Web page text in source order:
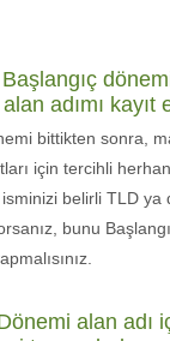
adımı
bittikten sonra,
için tercihli
belirli TLD ya
bunu
alan adı